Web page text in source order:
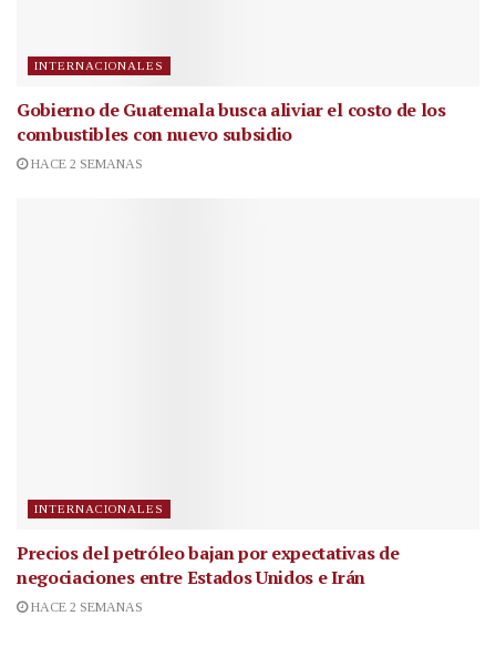
INTERNACIONALES
Gobierno de Guatemala busca aliviar el costo de los
combustibles con nuevo subsidio
HACE 2 SEMANAS
INTERNACIONALES
Precios del petróleo bajan por expectativas de
negociaciones entre Estados Unidos e Irán
HACE 2 SEMANAS